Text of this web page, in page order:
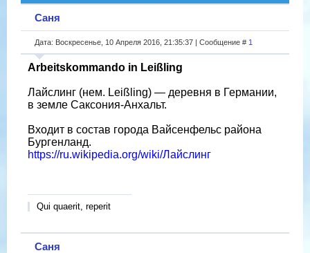
Саня
Дата: Воскресенье, 10 Апреля 2016, 21:35:37 | Сообщение # 1
Arbeitskommando in Leißling
Лайслинг (нем. Leißling) — деревня в Германии,
в земле Саксония-Анхальт.
Входит в состав города Вайсенфельс района
Бургенланд.
https://ru.wikipedia.org/wiki/Лайслинг
Qui quaerit, reperit
Саня